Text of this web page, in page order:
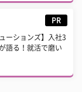
PR
ーションズ】入社3
語る！就活で磨い